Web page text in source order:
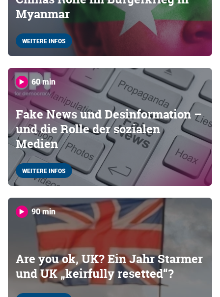
Myanmar
WEITERE INFOS
60 min
Fake News und Desinformation –
und die Rolle der sozialen
Medien
WEITERE INFOS
90 min
Are you ok, UK? Ein Jahr Starmer
und UK „keirfully resetted“?